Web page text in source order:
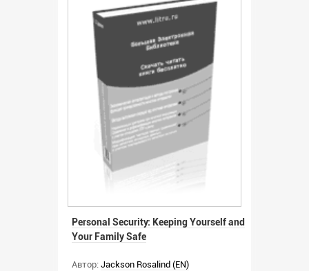
Personal Security: Keeping Yourself and
Your Family Safe
Автор: Jackson Rosalind (EN)